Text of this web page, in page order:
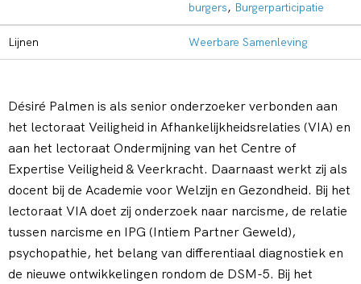
burgers, Burgerparticipatie
Lijnen Weerbare Samenleving
Désiré Palmen is als senior onderzoeker verbonden aan
het lectoraat Veiligheid in Afhankelijkheidsrelaties (VIA) en
aan het lectoraat Ondermijning van het Centre of
Expertise Veiligheid & Veerkracht. Daarnaast werkt zij als
docent bij de Academie voor Welzijn en Gezondheid. Bij het
lectoraat VIA doet zij onderzoek naar narcisme, de relatie
tussen narcisme en IPG (Intiem Partner Geweld),
psychopathie, het belang van differentiaal diagnostiek en
de nieuwe ontwikkelingen rondom de DSM-5. Bij het